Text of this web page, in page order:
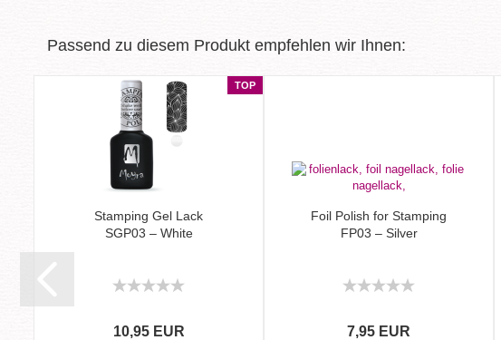
Passend zu diesem Produkt empfehlen wir Ihnen:
TOP
Stamping Gel Lack
SGP03 – White
10,95 EUR
Foil Polish for Stamping
FP03 – Silver
7,95 EUR